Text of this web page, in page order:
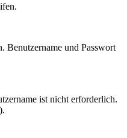
Benutzername und Passwort
ist nicht erforderlich.